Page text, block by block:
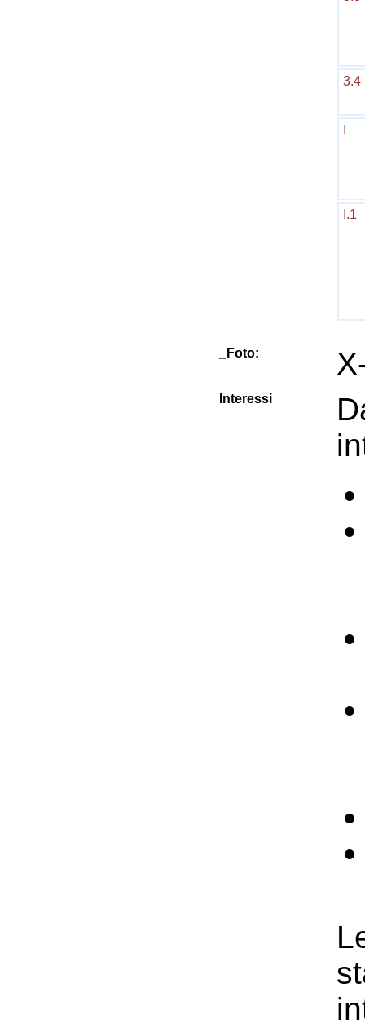
3.4
I.1
_Foto:
Interessi